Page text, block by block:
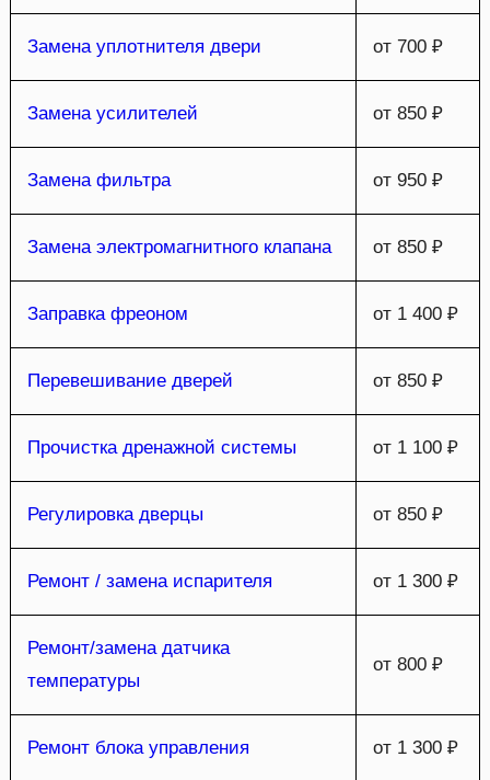
Замена уплотнителя двери от 700 ₽
Замена усилителей от 850 ₽
Замена фильтра от 950 ₽
Замена электромагнитного клапана от 850 ₽
Заправка фреоном от 1 400 ₽
Перевешивание дверей от 850 ₽
Прочистка дренажной системы от 1 100 ₽
Регулировка дверцы от 850 ₽
Ремонт / замена испарителя от 1 300 ₽
Ремонт/замена датчика
температуры
от 800 ₽
Ремонт блока управления от 1 300 ₽